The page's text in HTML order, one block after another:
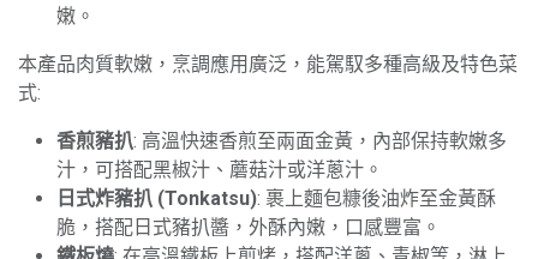
嫩。
本產品肉質軟嫩，烹調應用廣泛，能駕馭多種高級及特色菜
式:
香煎豬扒: 高溫快速香煎至兩面金黃，內部保持軟嫩多
汁，可搭配黑椒汁、蘑菇汁或洋蔥汁。
日式炸豬扒 (Tonkatsu): 裹上麵包糠後油炸至金黃酥
脆，搭配日式豬扒醬，外酥內嫩，口感豐富。